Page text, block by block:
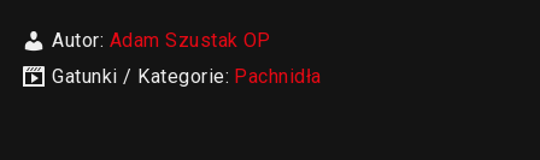
Autor: Adam Szustak OP
Gatunki / Kategorie: Pachnidła